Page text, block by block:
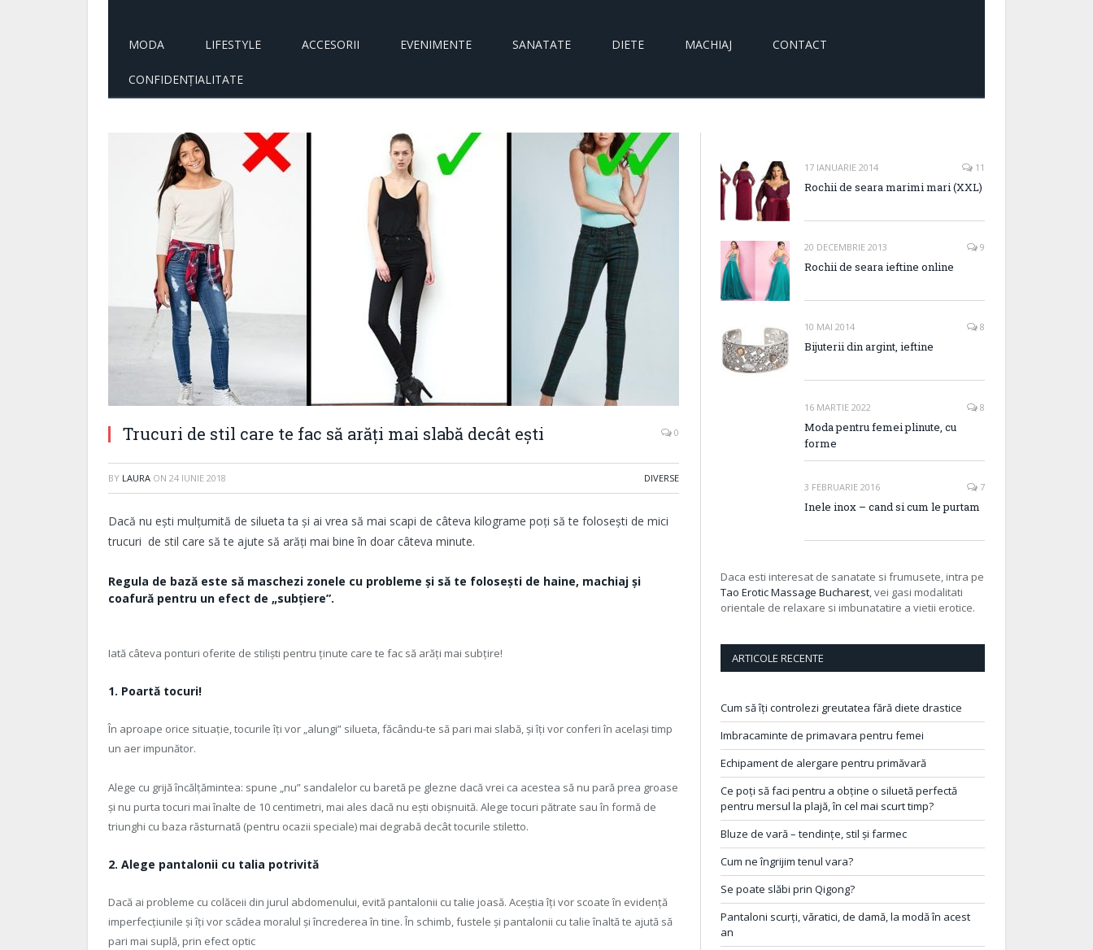
MODA LIFESTYLE ACCESORII EVENIMENTE SANATATE DIETE MACHIAJ CONTACT
CONFIDENȚIALITATE
Trucuri de stil care te fac să arăți mai slabă decât ești 0
BY LAURA ON 24 IUNIE 2018 DIVERSE
Dacă nu ești mulțumită de silueta ta și ai vrea să mai scapi de câteva kilograme poți să te folosești de mici
trucuri de stil care să te ajute să arăți mai bine în doar câteva minute.
Regula de bază este să maschezi zonele cu probleme și să te folosești de haine, machiaj și
coafură pentru un efect de „subțiere”.
Iată câteva ponturi oferite de stiliști pentru ținute care te fac să arăți mai subțire!
1. Poartă tocuri!
În aproape orice situație, tocurile îți vor „alungi” silueta, făcându-te să pari mai slabă, și îți vor conferi în același timp
un aer impunător.
Alege cu grijă încălțămintea: spune „nu” sandalelor cu baretă pe glezne dacă vrei ca acestea să nu pară prea groase
și nu purta tocuri mai înalte de 10 centimetri, mai ales dacă nu ești obișnuită. Alege tocuri pătrate sau în formă de
triunghi cu baza răsturnată (pentru ocazii speciale) mai degrabă decât tocurile stiletto.
2. Alege pantalonii cu talia potrivită
Dacă ai probleme cu colăceii din jurul abdomenului, evită pantalonii cu talie joasă. Aceștia îți vor scoate în evidență
imperfecțiunile și îți vor scădea moralul și încrederea în tine. În schimb, fustele și pantalonii cu talie înaltă te ajută să
pari mai suplă, prin efect optic
17 IANUARIE 2014 11
Rochii de seara marimi mari (XXL)
20 DECEMBRIE 2013 9
Rochii de seara ieftine online
10 MAI 2014 8
Bijuterii din argint, ieftine
16 MARTIE 2022 8
Moda pentru femei plinute, cu
forme
3 FEBRUARIE 2016 7
Inele inox – cand si cum le purtam
Daca esti interesat de sanatate si frumusete, intra pe
Tao Erotic Massage Bucharest , vei gasi modalitati
orientale de relaxare si imbunatatire a vietii erotice.
ARTICOLE RECENTE
Cum să îți controlezi greutatea fără diete drastice
Imbracaminte de primavara pentru femei
Echipament de alergare pentru primăvară
Ce poți să faci pentru a obține o siluetă perfectă
pentru mersul la plajă, în cel mai scurt timp?
Bluze de vară – tendințe, stil și farmec
Cum ne îngrijim tenul vara?
Se poate slăbi prin Qigong?
Pantaloni scurți, văratici, de damă, la modă în acest
an